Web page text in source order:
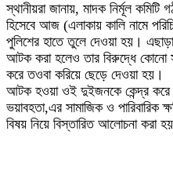
স্থানীয়রা জানায়, মাদক নির্মূল কমিটি
হিসেবে আজ (এলাকায় কালি নামে
পুলিশের হাতে তুলে দেওয়া হয়।
আটক করা হলেও তার বিরুদ্ধে কোনো
করে তওবা করিয়ে ছেড়ে দেওয়া হয়।
আটক হওয়া ওই দুইজনকে কেন্দ্র করে
ভয়াবহতা,এর সামাজিক ও পারিবারিক
বিষয় নিয়ে বিস্তারিত আলোচনা করা